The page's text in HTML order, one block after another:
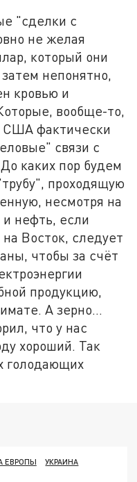
"сделки с
не желая
который они
непонятно,
кровью и
вообще-то,
фактически
связи с
каких пор будем
проходящую
несмотря на
и нефть, если
Восток, следует
чтобы за счёт
продукцию,
А зерно…
что у нас
хороший. Так
голодающих
ЕВРОПЫ
УКРАИНА